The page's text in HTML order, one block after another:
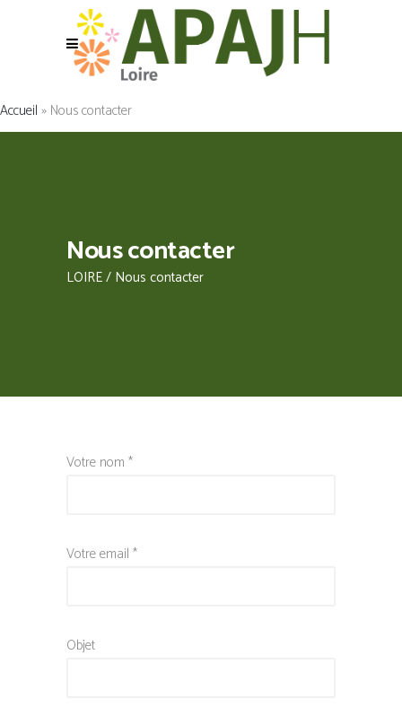
Accueil » Nous contacter
Nous contacter
LOIRE/ Nous contacter
Votre nom *
Votre email *
Objet